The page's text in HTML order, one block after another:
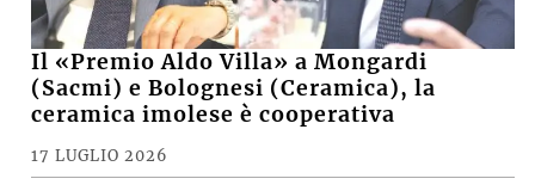
Il «Premio Aldo Villa» a Mongardi
(Sacmi) e Bolognesi (Ceramica), la
ceramica imolese è cooperativa
17 LUGLIO 2026